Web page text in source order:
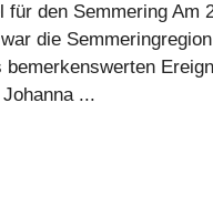
für den Semmering Am
die
bemerkenswerten
...